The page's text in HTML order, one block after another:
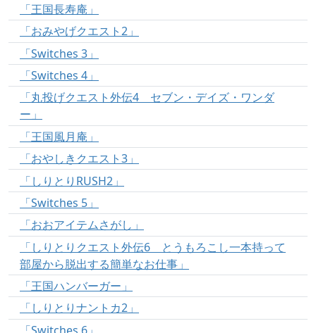
「王国長寿庵」
「おみやげクエスト2」
「Switches 3」
「Switches 4」
「丸投げクエスト外伝4 セブン・デイズ・ワンダ
ー」
「王国風月庵」
「おやしきクエスト3」
「しりとりRUSH2」
「Switches 5」
「おおアイテムさがし」
「しりとりクエスト外伝6 とうもろこし一本持って
部屋から脱出する簡単なお仕事」
「王国ハンバーガー」
「しりとりナントカ2」